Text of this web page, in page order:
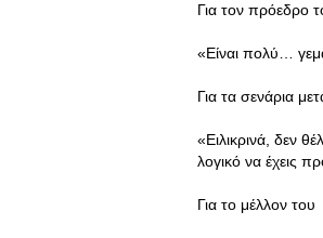
Για τον πρόεδρο
«Είναι πολύ…
Για τα σενάρια
«Ειλικρινά, δεν
λογικό να έχεις
Για το μέλλον του